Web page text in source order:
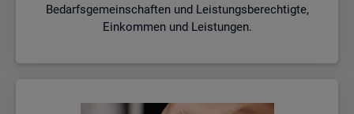
Bedarfsgemeinschaften und Leistungsberechtigte,
Einkommen und Leistungen.